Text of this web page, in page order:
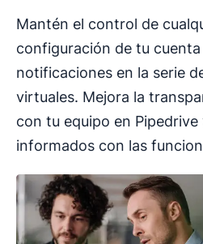
Mantén el control de
configuración de tu cuenta
notificaciones en la serie
virtuales. Mejora la
con tu equipo en
informados con las